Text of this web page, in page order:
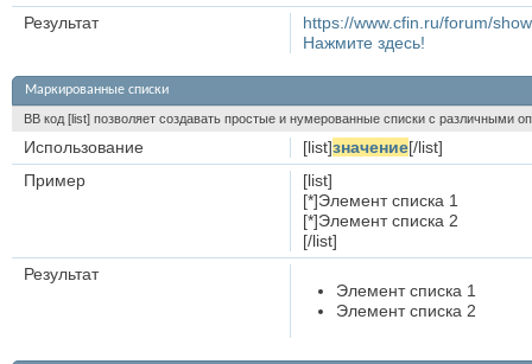
https://www.cfin.ru/forum/
Нажмите здесь!
Результат
Маркированные списки
BB код [list] позволяет создавать простые и нумерованные списки с различными
[list]значение[/list]
Использование
[list]
[*]Элемент списка 1
[*]Элемент списка 2
[/list]
Пример
Элемент списка 1
Элемент списка 2
Результат